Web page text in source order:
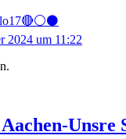
2024 um 11:22
Unsre